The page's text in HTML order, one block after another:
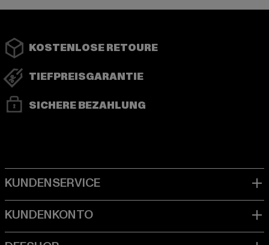
KOSTENLOSE RETOURE
TIEFPREISGARANTIE
SICHERE BEZAHLUNG